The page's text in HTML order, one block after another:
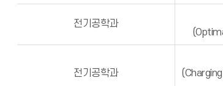
전기공학과
전기공학과